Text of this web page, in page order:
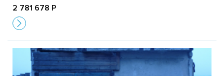
2 781 678 Р